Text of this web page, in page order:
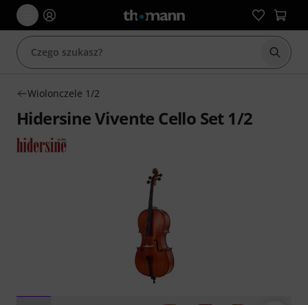
Wiolonczele 1/2
Hidersine Vivente Cello Set 1/2